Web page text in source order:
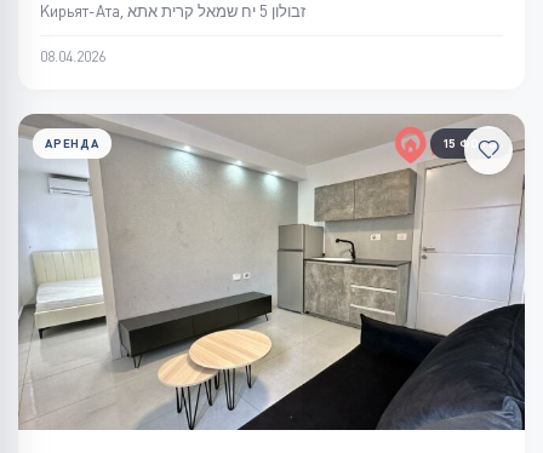
Кирьят-Ата, זבולון 5 יח שמאל קרית אתא
08.04.2026
15 ФОТО
АРЕНДА